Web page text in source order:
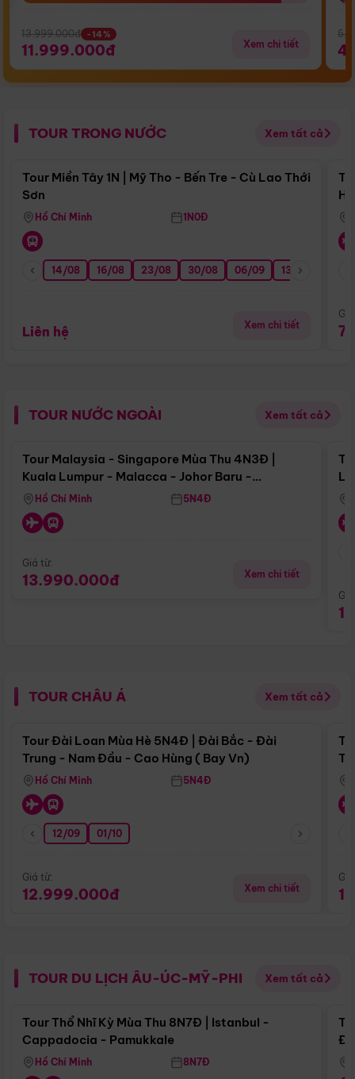
13.999.000đ -14%
11.999.000đ Xem chi tiết
TOUR TRONG NƯỚC Xem tất cả
Điểm nổi bật
Tour Miền Tây 1N | Mỹ Tho - Bến Tre - Cù Lao Thới
Sơn
Hồ Chí Minh 1N0Đ
14/08 16/08 23/08 30/08 06/09 13/09
Liên hệ Xem chi tiết
TOUR NƯỚC NGOÀI Xem tất cả
Điểm nổi bật
Tour Malaysia - Singapore Mùa Thu 4N3Đ |
Kuala Lumpur - Malacca - Johor Baru -
Singapore
Hồ Chí Minh 5N4Đ
Giá từ:
13.990.000đ Xem chi tiết
TOUR CHÂU Á Xem tất cả
Điểm nổi bật
Tour Đài Loan Mùa Hè 5N4Đ | Đài Bắc - Đài
Trung - Nam Đầu - Cao Hùng ( Bay Vn)
Hồ Chí Minh 5N4Đ
12/09 01/10
Giá từ:
12.999.000đ Xem chi tiết
TOUR DU LỊCH ÂU-ÚC-MỸ-PHI Xem tất cả
Điểm nổi bật
Tour Thổ Nhĩ Kỳ Mùa Thu 8N7Đ | Istanbul -
Cappadocia - Pamukkale
Hồ Chí Minh 8N7Đ